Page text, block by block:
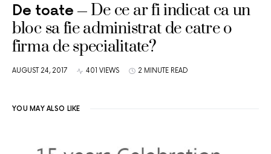
De toate
De ce ar fi indicat ca un
bloc sa fie administrat de catre o
firma de specialitate?
AUGUST 24, 2017 401 VIEWS 2 MINUTE READ
YOU MAY ALSO LIKE